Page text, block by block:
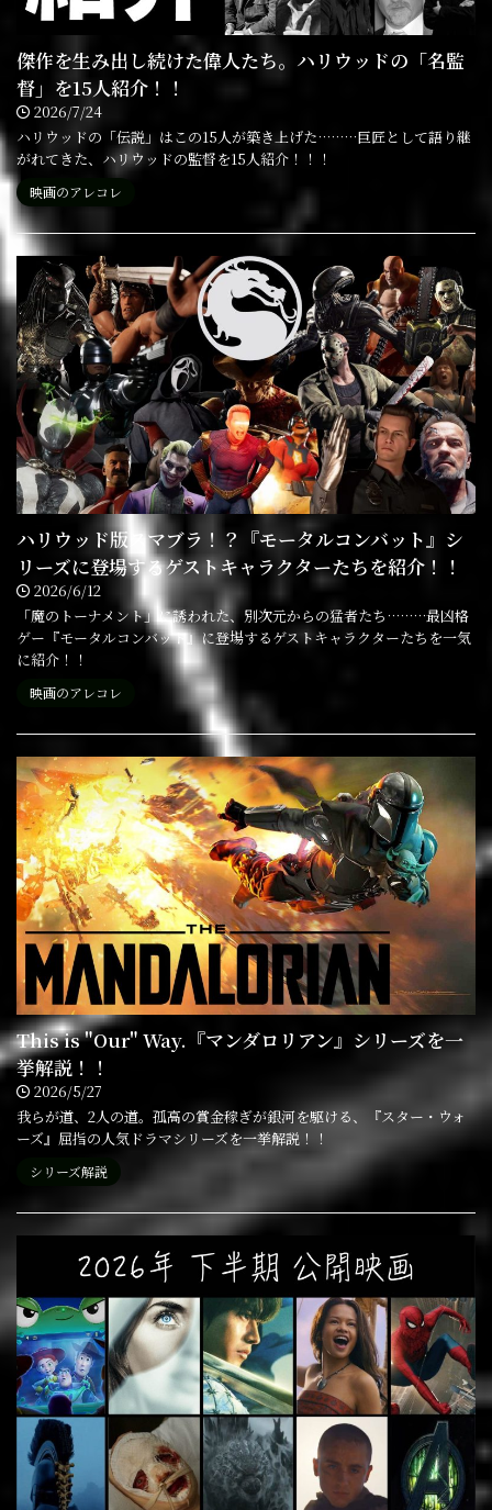
傑作を生み出し続けた偉人たち。ハリウッドの「名監
督」を15人紹介！！
2026/7/24
ハリウッドの「伝説」はこの15人が築き上げた………巨匠として語り継
がれてきた、ハリウッドの監督を15人紹介！！！
映画のアレコレ
ハリウッド版スマブラ！？『モータルコンバット』シ
リーズに登場するゲストキャラクターたちを紹介！！
2026/6/12
「魔のトーナメント」に誘われた、別次元からの猛者たち………最凶格
ゲー『モータルコンバット』に登場するゲストキャラクターたちを一気
に紹介！！
映画のアレコレ
This is "Our" Way.『マンダロリアン』シリーズを一
挙解説！！
2026/5/27
我らが道、2人の道。孤高の賞金稼ぎが銀河を駆ける、『スター・ウォ
ーズ』屈指の人気ドラマシリーズを一挙解説！！
シリーズ解説